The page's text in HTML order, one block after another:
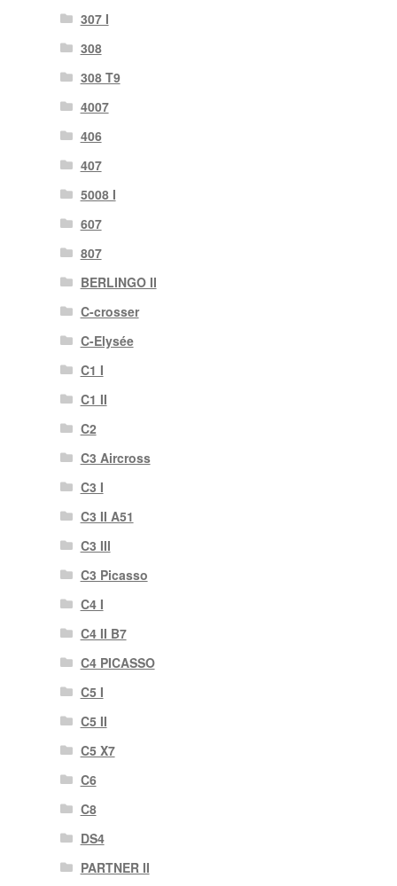
307 I
308
308 T9
4007
406
407
5008 I
607
807
BERLINGO II
C-crosser
C-Elysée
C1 I
C1 II
C2
C3 Aircross
C3 I
C3 II A51
C3 III
C3 Picasso
C4 I
C4 II B7
C4 PICASSO
C5 I
C5 II
C5 X7
C6
C8
DS4
PARTNER II